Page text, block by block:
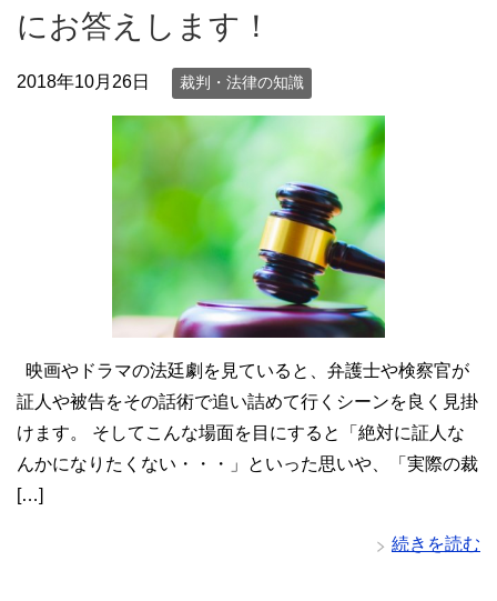
にお答えします！
2018年10月26日 裁判・法律の知識
映画やドラマの法廷劇を見ていると、弁護士や検察官が
証人や被告をその話術で追い詰めて行くシーンを良く見掛
けます。 そしてこんな場面を目にすると「絶対に証人な
んかになりたくない・・・」といった思いや、「実際の裁
[…]
続きを読む